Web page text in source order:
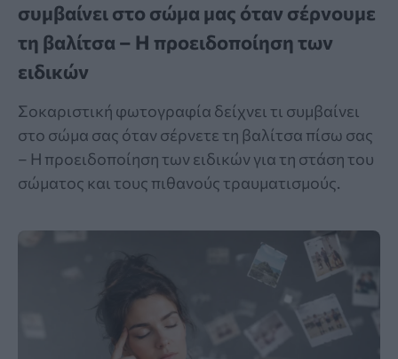
συμβαίνει στο σώμα μας όταν σέρνουμε
τη βαλίτσα – Η προειδοποίηση των
ειδικών
Σοκαριστική φωτογραφία δείχνει τι συμβαίνει
στο σώμα σας όταν σέρνετε τη βαλίτσα πίσω σας
– Η προειδοποίηση των ειδικών για τη στάση του
σώματος και τους πιθανούς τραυματισμούς.